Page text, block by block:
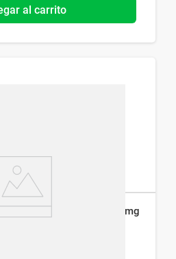
al carrito
Coenzima Q10 30 mg